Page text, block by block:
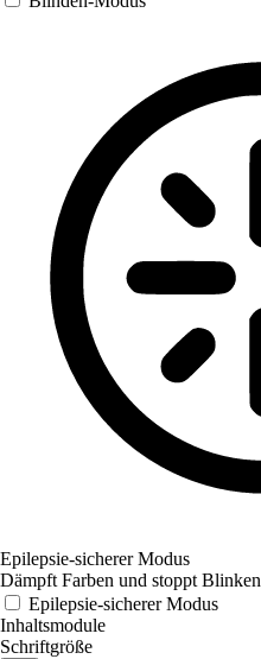
Epilepsie-sicherer Modus
Dämpft Farben und stoppt Blinken
Epilepsie-sicherer Modus
Inhaltsmodule
Schriftgröße